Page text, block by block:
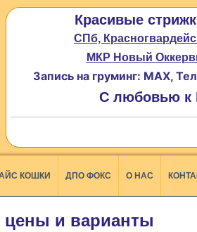
Красивые
СПб,
МКР Новый
Запись на груминг: MAX,
С любовью к
КОШКИ ДПО ФОКС О НАС
цены и варианты